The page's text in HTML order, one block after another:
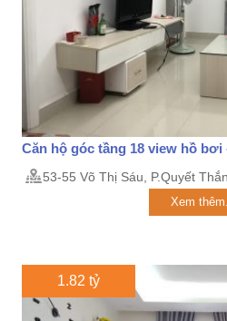
Căn hộ góc tầng 18 view hồ bơi
53-55 Võ Thị Sáu, P.Quyết
Xem
1.82 tỷ